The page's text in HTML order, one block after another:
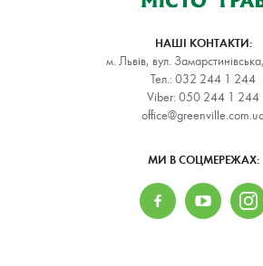
НАШІ КОНТАКТИ:
м. Львів, вул.
Тел.: 032 244 1 244
Viber: 050 244 1 244
МИ В СОЦМЕРЕЖАХ: